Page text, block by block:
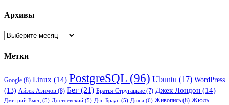
Архивы
Архивы
Метки
Google (8) Linux (14) PostgreSQL (96) Ubuntu (17) WordPress
(13) Айзек Азимов (8) Бег (21) Братья Стругацкие (7) Джек Лондон (14)
Дмитрий Емец (5) Достоевский (5) Дэн Браун (5) Дюна (6) Живопись (8) Жюль